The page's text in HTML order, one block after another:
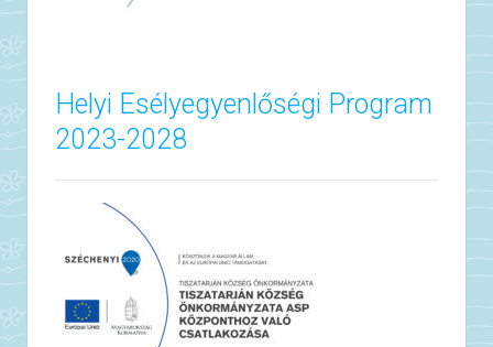
Helyi Esélyegyenlőségi Program
2023-2028